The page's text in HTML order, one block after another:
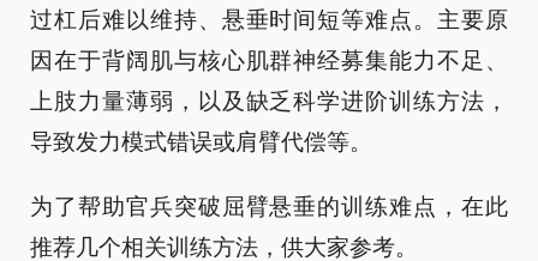
过杠后难以维持、悬垂时间短等难点。主要原
因在于背阔肌与核心肌群神经募集能力不足、
上肢力量薄弱，以及缺乏科学进阶训练方法，
导致发力模式错误或肩臂代偿等。
为了帮助官兵突破屈臂悬垂的训练难点，在此
推荐几个相关训练方法，供大家参考。